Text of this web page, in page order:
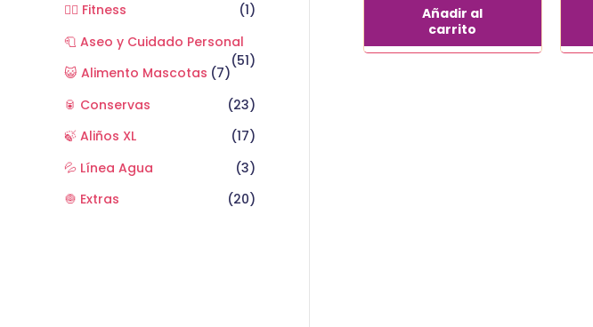
🏋️‍♂️ Fitness
(1)
🧻 Aseo y Cuidado Personal
(51)
😺 Alimento Mascotas (7)
🥫 Conservas
(23)
🍃 Aliños XL
(17)
💦 Línea Agua
(3)
🧅 Extras
(20)
Añadir al
carrito